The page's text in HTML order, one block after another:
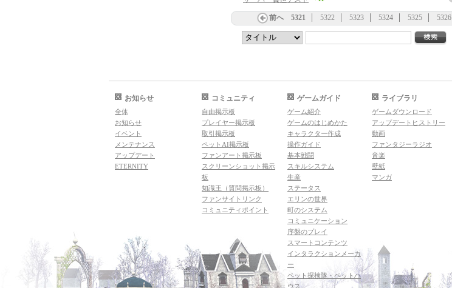
前へ 5321 5322 5323 5324 5325 5326
お知らせ
全体
お知らせ
イベント
メンテナンス
アップデート
ETERNITY
コミュニティ
自由掲示板
プレイヤー掲示板
取引掲示板
ペットAI掲示板
ファンアート掲示板
スクリーンショット掲示
板
知識王（質問掲示板）
ファンサイトリンク
コミュニティポイント
ゲームガイド
ゲーム紹介
ゲームのはじめかた
キャラクター作成
操作ガイド
基本戦闘
スキルシステム
生産
ステータス
エリンの世界
町のシステム
コミュニケーション
序盤のプレイ
スマートコンテンツ
インタラクションメーカ
ー
ペット探検隊・ペットハ
ウス
ライブラリ
ゲームダウンロード
アップデートヒストリー
動画
ファンタジーラジオ
音楽
壁紙
マンガ